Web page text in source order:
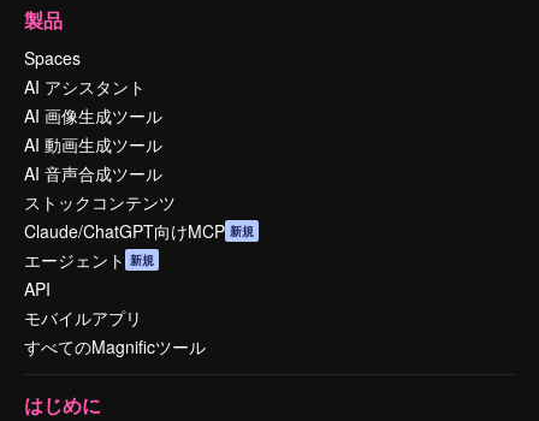
製品
Spaces
AI アシスタント
AI 画像生成ツール
AI 動画生成ツール
AI 音声合成ツール
ストックコンテンツ
Claude/ChatGPT向けMCP 新規
エージェント 新規
API
モバイルアプリ
すべてのMagnificツール
はじめに